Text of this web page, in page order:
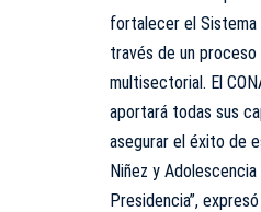
fortalecer el
través de un
multisectorial. El
aportará todas sus
asegurar el éxito de
Niñez y
Presidencia”,